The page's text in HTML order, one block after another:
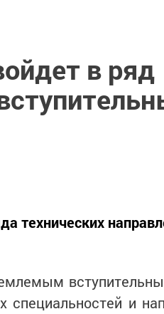
в ряд
технических
специальностей и